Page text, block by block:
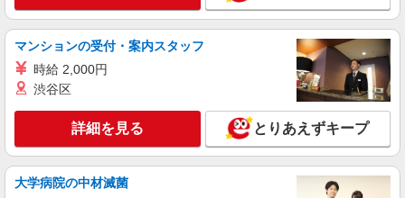
ロピア 加須ビバモール店(仮)
オープニングスタッフ/スーパーの試食販売ス
タッフ/ロピア/加須店
［パート］時給1,200円☆土日祝はプラス100
円 ［学生］時給1,200円☆土日祝はプラス100円
ロピア 加須ビバモール店(仮) 埼玉県加須市
キープ 詳細を見る
嘱託
マンションの受付・案内スタッフ
時給 2,000円
渋谷区
詳細を見る とりあえずキープ
大学病院の中材滅菌